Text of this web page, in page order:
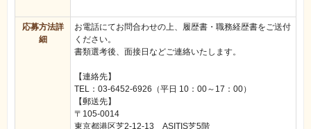
応募方法詳
細
お電話にてお問合わせの上、履歴書・職務経歴書をご送付
ください。
書類選考後、面接日などご連絡いたします。
【連絡先】
TEL：03-6452-6926（平日 10：00～17：00）
【郵送先】
〒105-0014
東京都港区芝2-12-13 ASITIS芝5階